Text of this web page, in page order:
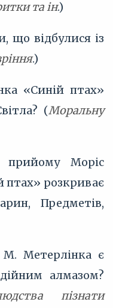
та ін.)
що відбулися із
.)
«Синій птах»
(Моральну
прийому Моріс
птах» розкриває
Предметів,
М. Метерлінка є
алмазом?
пізнати